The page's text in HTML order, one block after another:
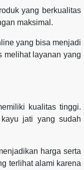
yang berkualitas
maksimal.
yang bisa menjadi
melihat layanan yang
kualitas tinggi.
jati yang sudah
harga serta
terlihat alami karena